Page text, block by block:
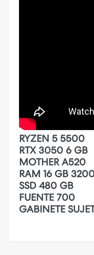
RYZEN 5 5500
RTX 3050 6 GB
MOTHER A520
RAM 16 GB
SSD 480 GB
FUENTE 700
GABINETE